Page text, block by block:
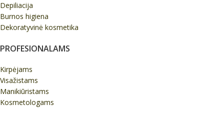
Depiliacija
Burnos higiena
Dekoratyvinė kosmetika
PROFESIONALAMS
Kirpėjams
Visažistams
Manikiūristams
Kosmetologams